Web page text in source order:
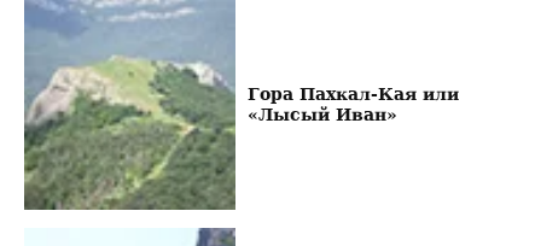
Гора Пахкал-Кая или
«Лысый Иван»